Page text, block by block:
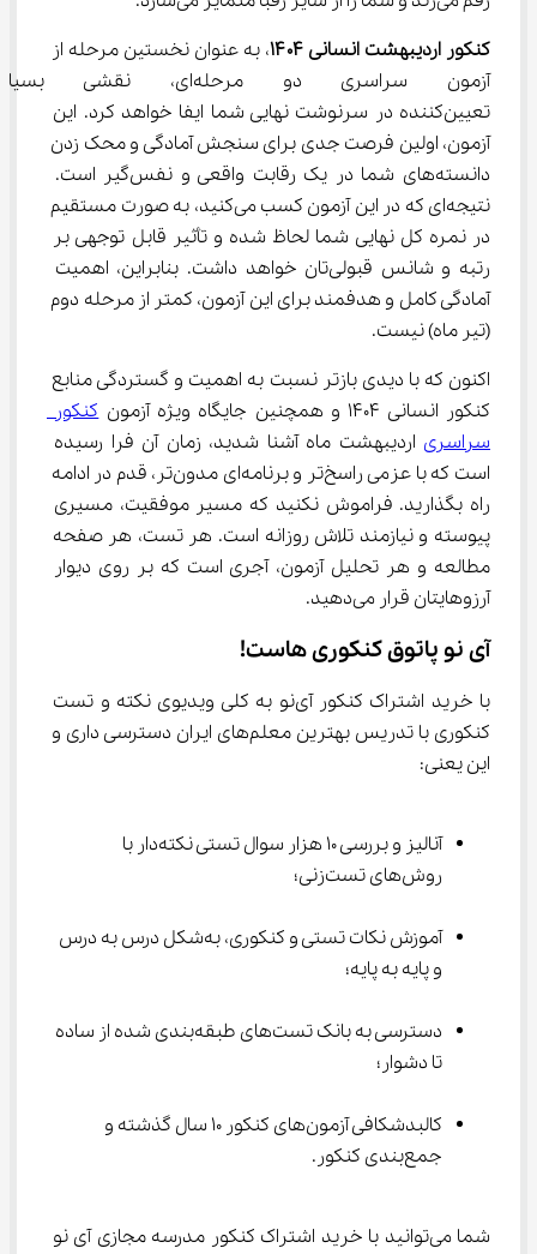
کنکور اردیبهشت انسانی ۱۴۰۴
، به عنوان نخستین مرحله از
آزمون سراسری دو
تعیین‌کننده در سرنوشت نهایی شما ایفا خواهد کرد. این
آزمون، اولین فرصت جدی برای سنجش آمادگی و محک زدن
دانسته‌های شما در یک رقابت واقعی و نفس‌گیر است.
نتیجه‌ای که در این آزمون کسب می‌کنید، به صورت مستقیم
در نمره کل نهایی شما لحاظ شده و تأثیر قابل توجهی بر
رتبه و شانس قبولی‌تان خواهد داشت. بنابراین، اهمیت
آمادگی کامل و هدفمند برای این آزمون، کمتر از مرحله دوم
(تیر ماه) نیست.
اکنون که با دیدی بازتر نسبت به اهمیت و گستردگی منابع
کنکور انسانی 1404 و همچنین جایگاه ویژه آزمون
کنکور
سراسری اردیبهشت ماه آشنا شدید، زمان آن فرا رسیده
است که با عزمی راسخ‌تر و برنامه‌ای مدون‌تر، قدم در ادامه
راه بگذارید. فراموش نکنید که مسیر موفقیت، مسیری
پیوسته و نیازمند تلاش روزانه است. هر تست، هر صفحه
مطالعه و هر تحلیل آزمون، آجری است که بر روی دیوار
آرزوهایتان قرار می‌دهید.
آی نو پاتوق کنکوری هاست!
با خرید اشتراک کنکور آی‌نو به کلی ویدیوی نکته و تست
کنکوری با تدریس بهترین معلم‌های ایران دسترسی داری و
این یعنی:
آنالیز و بررسی 10 هزار سوال تستی نکته‌دار با
روش‌های تست‌زنی؛
آموزش نکات تستی و کنکوری، به‌شکل درس به درس
و پایه به پایه؛
دسترسی به بانک تست‌های طبقه‌بندی شده از ساده
تا دشوار؛
کالبدشکافی آزمون‌های کنکور 10 سال گذشته و
جمع‌بندی کنکور.
شما می‌توانید با خرید اشتراک کنکور مدرسه مجازی آی نو